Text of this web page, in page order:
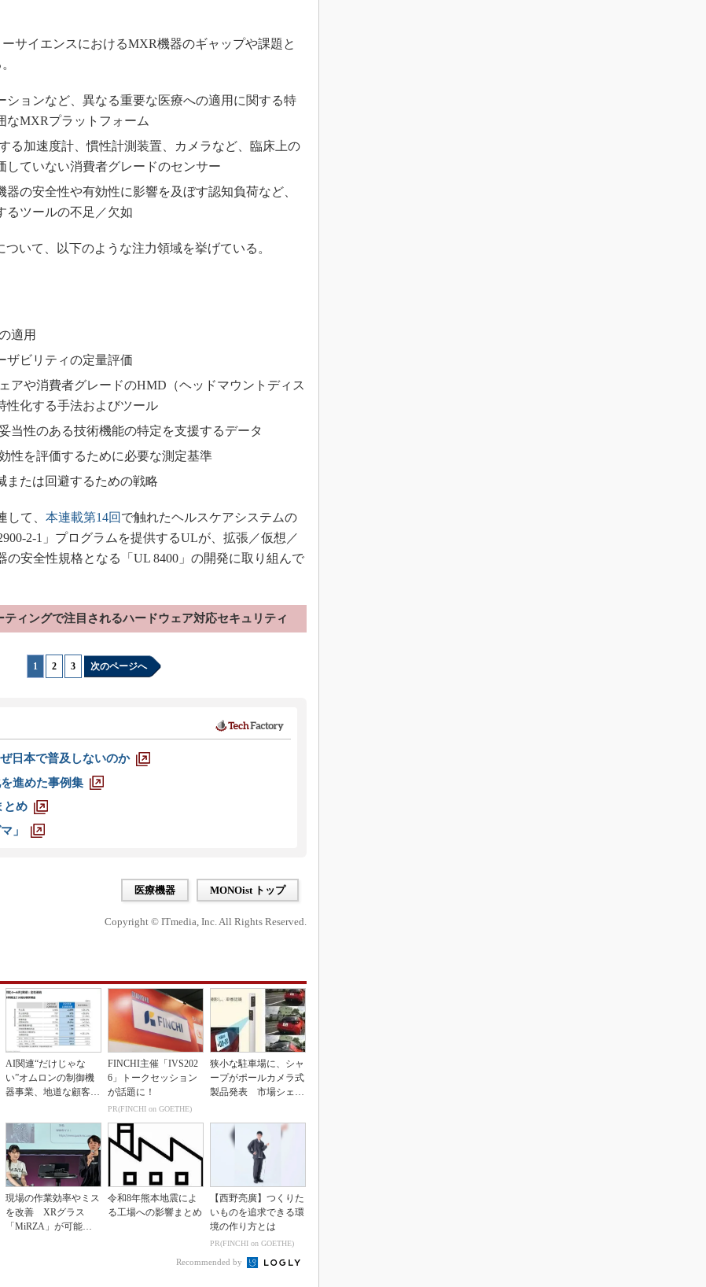
サイエンスにおけるMXR機器のギャップや課題と
ションなど、異なる重要な医療への適用に関する特
なMXRプラットフォーム
る加速度計、慣性計測装置、カメラなど、臨床上の
していない消費者グレードのセンサー
の安全性や有効性に影響を及ぼす認知負荷など、
るツールの不足／欠如
いて、以下のような注力領域を挙げている。
適用
ザビリティの定量評価
アや消費者グレードのHMD（ヘッドマウントディス
性化する手法およびツール
当性のある技術機能の特定を支援するデータ
性を評価するために必要な測定基準
または回避するための戦略
て、 本連載第14回 で触れたヘルスケアシステムの
2-1」プログラムを提供するULが、拡張／仮想／
安全性規格となる「UL 8400」の開発に取り組んで
ティングで注目されるハードウェア対応セキュリティ
1 2 3 次のページへ
日本で普及しないのか
進めた事例集
とめ
」
医療機器 MONOist トップ
Copyright © ITmedia, Inc. All Rights Reserved.
AI関連“だけじゃな
い”オムロンの制御機
器事業、地道な顧客基
FINCHI主催「IVS202
6」トークセッション
が話題に！
PR(FINCHI on GOETHE)
狭小な駐車場に、シャ
ープがポールカメラ式
製品発表 市場シェア
現場の作業効率やミス
を改善 XRグラス
「MiRZA」が可能に
令和8年熊本地震によ
る工場への影響まとめ
【西野亮廣】つくりた
いものを追求できる環
境の作り方とは
PR(FINCHI on GOETHE)
Recommended by